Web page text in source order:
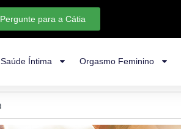
Pergunte para a Cátia
Saúde Íntima Orgasmo Feminino